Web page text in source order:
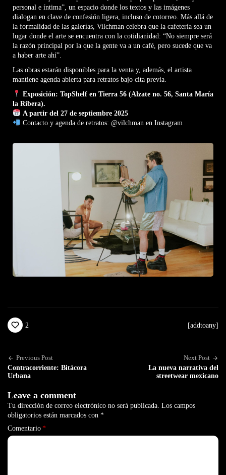
personal e íntima”, un espacio donde los textos y las imágenes
dialogan en clave de confesión ligera, incluso de cotorreo. Más allá de
la formalidad de las galerías, Vilchman celebra que la cafetería sea un
lugar donde el arte se encuentra con la cotidianidad: “No siempre será
la razón principal por la que la gente va a un café, pero sucede que va
a haber arte ahí”.
Las obras estarán disponibles para la venta y, además, el artista
mantiene agenda abierta para retratos bajo cita previa.
Exposición: TopShelf en Tierra 56 (Alzate no. 56, Santa María
la Ribera).
A partir del 27 de septiembre 2025
Contacto y agenda de retratos: @vilchman en Instagram
2 [addtoany]
Previous Post
Contracorriente: Bitácora
Urbana
Next Post
La nueva narrativa del
streetwear mexicano
Leave a comment
Tu dirección de correo electrónico no será publicada. Los campos
obligatorios están marcados con *
Comentario *